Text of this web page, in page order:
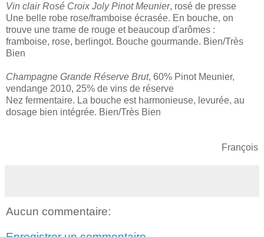
Vin clair Rosé Croix Joly Pinot Meunier, rosé de presse
Une belle robe rose/framboise écrasée. En bouche, on
trouve une trame de rouge et beaucoup d'arômes :
framboise, rose, berlingot. Bouche gourmande. Bien/Très
Bien
Champagne Grande Réserve Brut, 60% Pinot Meunier,
vendange 2010, 25% de vins de réserve
Nez fermentaire. La bouche est harmonieuse, levurée, au
dosage bien intégrée. Bien/Très Bien
François
Aucun commentaire: